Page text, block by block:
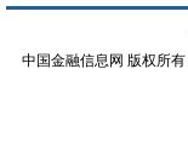
中国金融信息网 版权所有